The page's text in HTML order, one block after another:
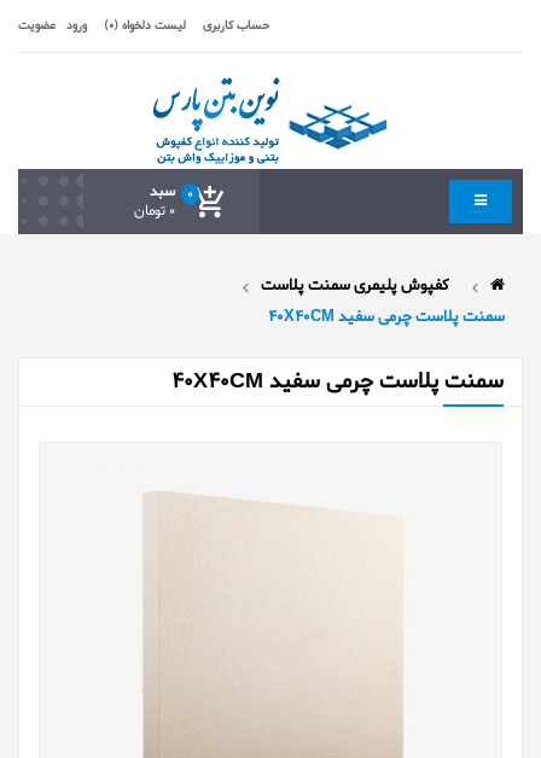
حساب کاربری لیست دلخواه (0) ورود عضویت
سبد 0
0 تومان
کفپوش پلیمری سمنت پلاست
سمنت پلاست چرمی سفید 40X40CM
سمنت پلاست چرمی سفید 40X40CM